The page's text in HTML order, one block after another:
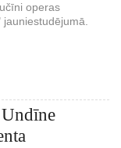
operas
jauniestudējumā.